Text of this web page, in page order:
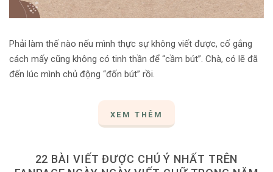
Phải làm thế nào nếu mình thực sự không viết được, cố gắng
cách mấy cũng không có tinh thần để “cầm bút”. Chà, có lẽ đã
đến lúc mình chủ động “đốn bút” rồi.
XEM THÊM
22 BÀI VIẾT ĐƯỢC CHÚ Ý NHẤT TRÊN